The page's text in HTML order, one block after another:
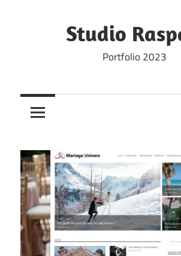
Studio
Portfolio 2023